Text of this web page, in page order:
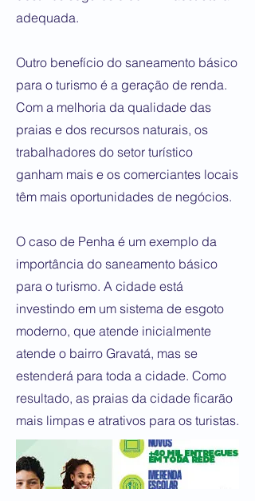
adequada.
Outro benefício do saneamento básico
para o turismo é a geração de renda.
Com a melhoria da qualidade das
praias e dos recursos naturais, os
trabalhadores do setor turístico
ganham mais e os comerciantes locais
têm mais oportunidades de negócios.
O caso de Penha é um exemplo da
importância do saneamento básico
para o turismo. A cidade está
investindo em um sistema de esgoto
moderno, que atende inicialmente
atende o bairro Gravatá, mas se
estenderá para toda a cidade. Como
resultado, as praias da cidade ficarão
mais limpas e atrativos para os turistas.